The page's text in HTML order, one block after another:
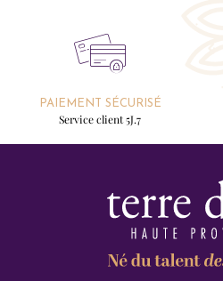
PAIEMENT SÉCURISÉ
Service client 5J.7